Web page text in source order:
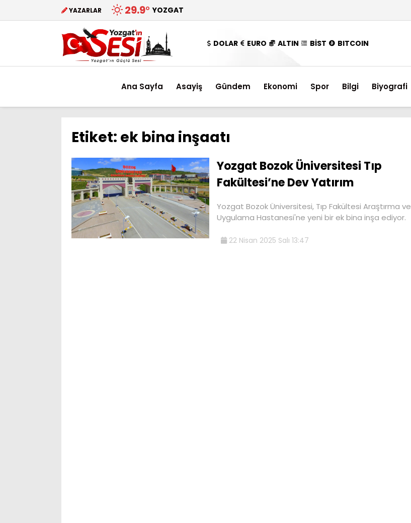
YAZARLAR 29.9° YOZGAT
DOLAR EURO ALTIN BİST BITCOIN
Ana Sayfa Asayiş Gündem Ekonomi Spor Bilgi Biyografi
Etiket: ek bina inşaatı
Yozgat Bozok Üniversitesi Tıp
Fakültesi’ne Dev Yatırım
Yozgat Bozok Üniversitesi, Tıp Fakültesi Araştırma ve
Uygulama Hastanesi'ne yeni bir ek bina inşa ediyor.
22 Nisan 2025 Salı 13:47